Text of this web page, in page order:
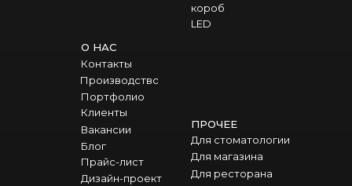
короб
LED
ПРОЧЕЕ
Для стоматологии
Для магазина
Для ресторана
О НАС
Контакты
Производство
Портфолио
Клиенты
Вакансии
Блог
Прайс-лист
Дизайн-проект